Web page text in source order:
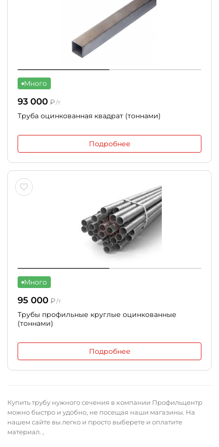
Много
93 000 ₽/т
Труба оцинкованная квадрат (тоннами)
Подробнее
Много
95 000 ₽/т
Трубы профильные круглые оцинкованные
(тоннами)
Подробнее
Купить трубу нужного сечения в компании Профильцентр
можно быстро и удобно, не посещая наши магазины. На
нашем сайте вы легко и просто выберете и оплатите
материал. ,